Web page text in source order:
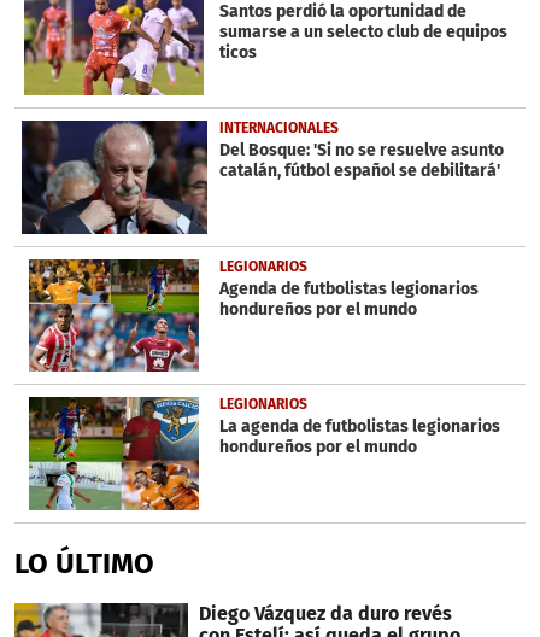
Santos perdió la oportunidad de
sumarse a un selecto club de equipos
ticos
INTERNACIONALES
Del Bosque: 'Si no se resuelve asunto
catalán, fútbol español se debilitará'
LEGIONARIOS
Agenda de futbolistas legionarios
hondureños por el mundo
LEGIONARIOS
La agenda de futbolistas legionarios
hondureños por el mundo
LO ÚLTIMO
Diego Vázquez da duro revés